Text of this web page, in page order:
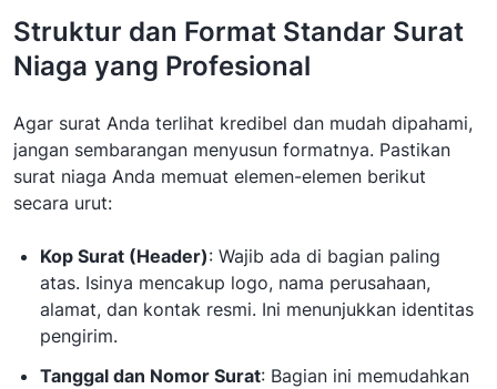
Struktur dan Format Standar Surat
Niaga yang Profesional
Agar surat Anda terlihat kredibel dan mudah dipahami,
jangan sembarangan menyusun formatnya. Pastikan
surat niaga Anda memuat elemen-elemen berikut
secara urut:
Kop Surat (Header): Wajib ada di bagian paling
atas. Isinya mencakup logo, nama perusahaan,
alamat, dan kontak resmi. Ini menunjukkan identitas
pengirim.
Tanggal dan Nomor Surat: Bagian ini memudahkan